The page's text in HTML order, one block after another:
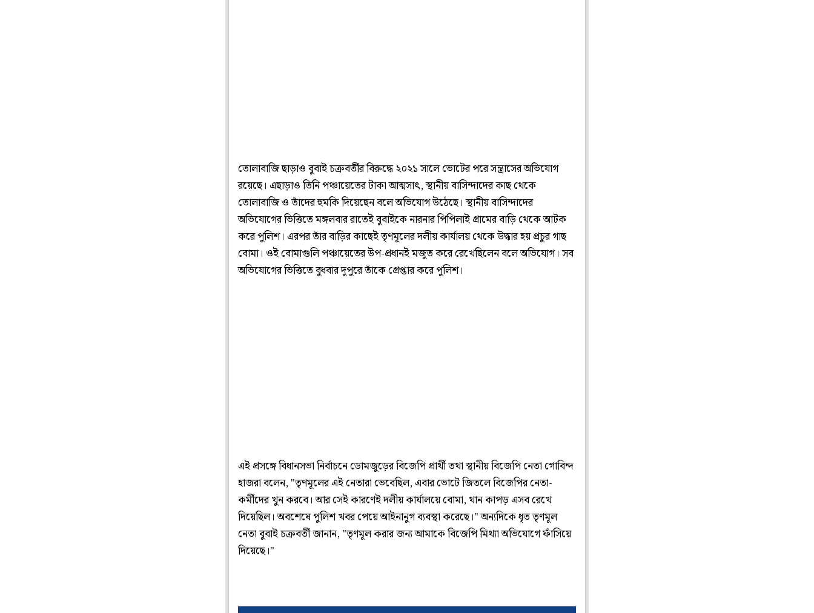
তোলাবাজি ছাড়াও বুবাই চক্রবর্তীর বিরুদ্ধে ২০২১ সালে ভোটের পরে সন্ত্রাসের অভিযোগ
রয়েছে। এছাড়াও তিনি পঞ্চায়েতের টাকা আত্মসাৎ, স্থানীয় বাসিন্দাদের কাছ থেকে
তোলাবাজি ও তাঁদের হুমকি দিয়েছেন বলে অভিযোগ উঠেছে। স্থানীয় বাসিন্দাদের
অভিযোগের ভিত্তিতে মঙ্গলবার রাতেই বুবাইকে নারনার পিপিলাই গ্রামের বাড়ি থেকে আটক
করে পুলিশ। এরপর তাঁর বাড়ির কাছেই তৃণমূলের দলীয় কার্যালয় থেকে উদ্ধার হয় প্রচুর গাছ
বোমা। ওই বোমাগুলি পঞ্চায়েতের উপ-প্রধানই মজুত করে রেখেছিলেন বলে অভিযোগ। সব
অভিযোগের ভিত্তিতে বুধবার দুপুরে তাঁকে গ্রেপ্তার করে পুলিশ।
এই প্রসঙ্গে বিধানসভা নির্বাচনে ডোমজুড়ের বিজেপি প্রার্থী তথা স্থানীয় বিজেপি নেতা গোবিন্দ
হাজরা বলেন, "তৃণমূলের এই নেতারা ভেবেছিল, এবার ভোটে জিতলে বিজেপির নেতা-
কর্মীদের খুন করবে। আর সেই কারণেই দলীয় কার্যালয়ে বোমা, থান কাপড় এসব রেখে
দিয়েছিল। অবশেষে পুলিশ খবর পেয়ে আইনানুগ ব্যবস্থা করেছে।" অন্যদিকে ধৃত তৃণমূল
নেতা বুবাই চক্রবর্তী জানান, "তৃণমূল করার জন্য আমাকে বিজেপি মিথ্যা অভিযোগে ফাঁসিয়ে
দিয়েছে।"